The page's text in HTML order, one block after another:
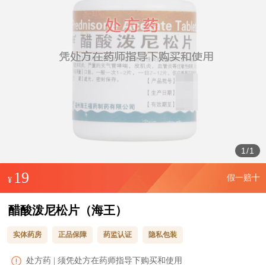
1 /1
¥ 19 假一赔十
醋酸泼尼松片（海王）
实体药房 正品保障 药监认证 隐私包装
处方药 | 须凭处方在药师指导下购买和使用